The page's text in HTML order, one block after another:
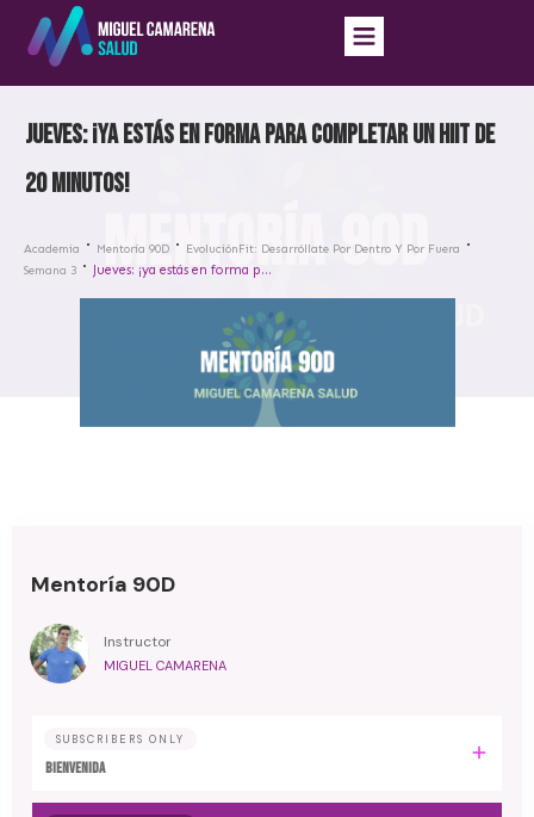
Jueves: ¡ya estás en forma para completar un HIIT de
20 minutos!
Academia Mentoría 90D
EvoluciónFit: Desarróllate Por Dentro Y Por Fuera
Semana 3
Jueves: ¡ya estás en forma para completar un HIIT de 20 minutos!
Mentoría 90D
Instructor
MIGUEL CAMARENA
SUBSCRIBERS ONLY
BIENVENIDA